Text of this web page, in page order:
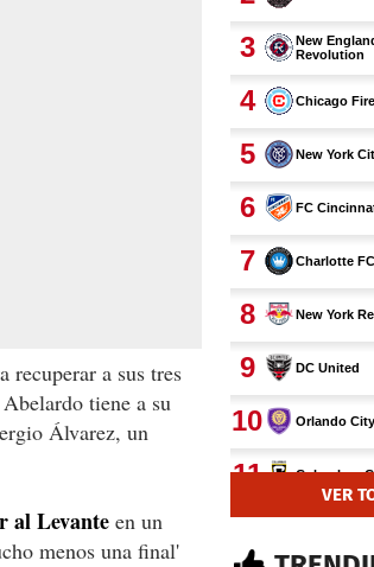
recuperar a sus tres
tiene a su
Álvarez, un
al Levante en un
menos una final'
VER